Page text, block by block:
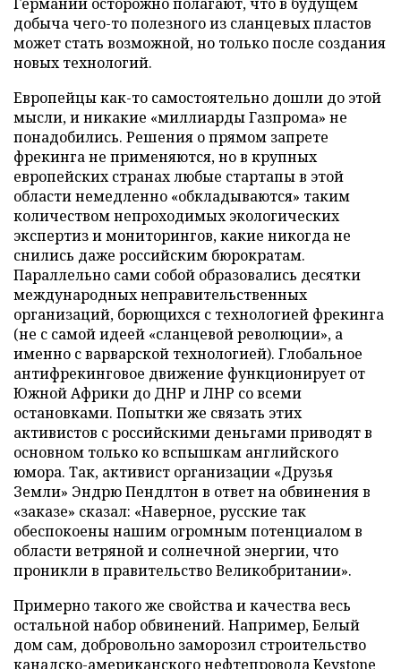
добыча чего-то полезного из сланцевых пластов
может стать возможной, но только после создания
новых технологий.
Европейцы как-то самостоятельно дошли до этой
мысли, и никакие «миллиарды Газпрома» не
понадобились. Решения о прямом запрете
фрекинга не применяются, но в крупных
европейских странах любые стартапы в этой
области немедленно «обкладываются» таким
количеством непроходимых экологических
экспертиз и мониторингов, какие никогда не
снились даже российским бюрократам.
Параллельно сами собой образовались десятки
международных неправительственных
организаций, борющихся с технологией фрекинга
(не с самой идеей «сланцевой революции», а
именно с варварской технологией). Глобальное
антифрекинговое движение функционирует от
Южной Африки до ДНР и ЛНР со всеми
остановками. Попытки же связать этих
активистов с российскими деньгами приводят в
основном только ко вспышкам английского
юмора. Так, активист организации «Друзья
Земли» Эндрю Пендлтон в ответ на обвинения в
«заказе» сказал: «Наверное, русские так
обеспокоены нашим огромным потенциалом в
области ветряной и солнечной энергии, что
проникли в правительство Великобритании».
Примерно такого же свойства и качества весь
остальной набор обвинений. Например, Белый
дом сам, добровольно заморозил строительство
канадско-американского нефтепровода Keystone